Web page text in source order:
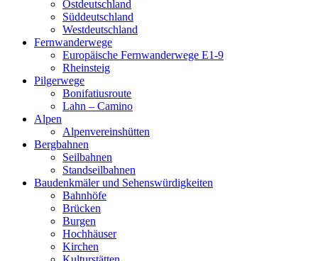
Ostdeutschland
Süddeutschland
Westdeutschland
Fernwanderwege
Europäische Fernwanderwege E1-9
Rheinsteig
Pilgerwege
Bonifatiusroute
Lahn – Camino
Alpen
Alpenvereinshütten
Bergbahnen
Seilbahnen
Standseilbahnen
Baudenkmäler und Sehenswürdigkeiten
Bahnhöfe
Brücken
Burgen
Hochhäuser
Kirchen